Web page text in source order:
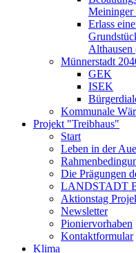
Meininger
Erlass
Althausen
Münnerstadt
GEK
ISEK
Kommunale
Projekt "Treibhaus"
Start
Leben in der
Die Prägungen
LANDSTADT
Aktionstag
Newsletter
Pioniervorhaben
Kontaktformular
Klima